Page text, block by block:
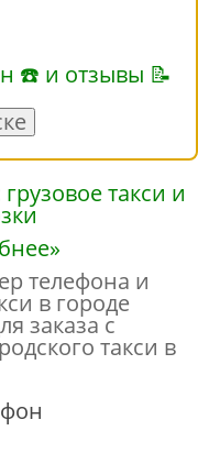
☎ и отзывы 📝
телефона и
в городе
заказа с
такси в